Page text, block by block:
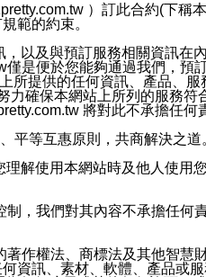
通知型訊息。
）訂此合約(下稱
範的約束。
以及與預訂服務相關資訊在
是便於您能夠通過我們，預
所提供的任何資訊、產品、
力確保本網站上所列的服務符
將對此不承擔任何
平等互惠原則，共商解決之道
解使用本網站時及他人使用
，我們對其內容不承擔任何
作權法、商標法及其他智慧
資訊、素材、軟體、產品或